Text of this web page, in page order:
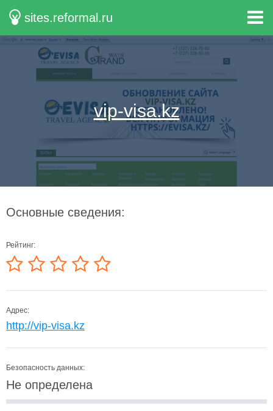
sites.reformal.ru
vip-visa.kz
Основные сведения:
Рейтинг:
Адрес:
http://vip-visa.kz
Безопасность данных:
Не определена